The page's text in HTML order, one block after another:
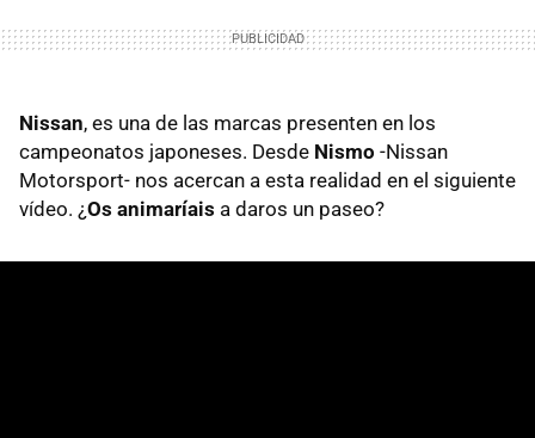
Nissan, es una de las marcas presenten en los
campeonatos japoneses. Desde Nismo -Nissan
Motorsport- nos acercan a esta realidad en el siguiente
vídeo. ¿Os animaríais a daros un paseo?